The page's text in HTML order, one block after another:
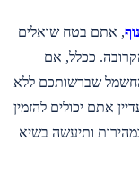
, אתם בטח שואלים
ככלל, אם
החשמל שברשותכם ללא
אתם יכולים להזמין
ותיעשה בשיא